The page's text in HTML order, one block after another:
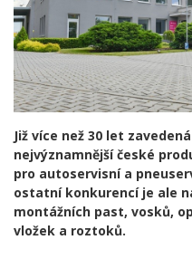
Již více než 30 let
nejvýznamnější české
pro autoservisní a
ostatní konkurencí je ale
montážních past, vosků,
vložek a roztoků.